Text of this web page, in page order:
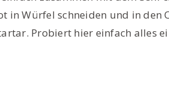
in Würfel schneiden und in den
Probiert hier einfach alles